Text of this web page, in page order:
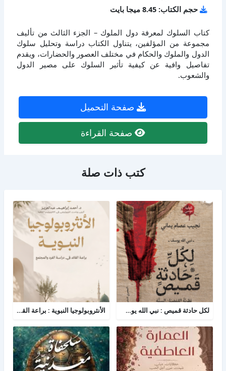
حجم الكتاب: 8.45 ميجا بايت
كتاب السلوك لمعرفة دول الملوك – الجزء الثالث من تأليف
مجموعة من المؤلفين، يتناول الكتاب دراسة وتحليل سلوك
الدول والملوك والحكام في مختلف العصور والحضارات، ويقدم
تفاصيل وافية عن كيفية تأثير السلوك على مصير الدول
والشعوب.
صفحة التحميل
صفحة القراءة
كتب ذات صلة
لكل حادثة قميص : نبي الله يوسف - نظرية القمصان الستة في قراءة القصة القرآنية الأنثروبولوجيا النبوية : براعة القائد في دراسة الفرد والمجتمع